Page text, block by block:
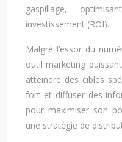
gaspillage,
investissement (ROI).
Malgré l’essor du
outil marketing
atteindre des cibles
fort et diffuser des
pour maximiser son
une stratégie de